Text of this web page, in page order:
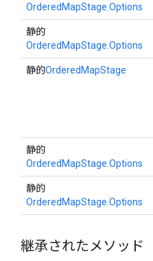
OrderedMapStage.Options
静的
OrderedMapStage.Options
静的OrderedMapStage
静的
OrderedMapStage.Options
静的
OrderedMapStage.Options
継承されたメソッド